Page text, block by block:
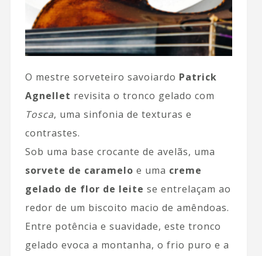
O mestre sorveteiro savoiardo Patrick
Agnellet revisita o tronco gelado com
Tosca, uma sinfonia de texturas e
contrastes.
Sob uma base crocante de avelãs, uma
sorvete de caramelo e uma creme
gelado de flor de leite se entrelaçam ao
redor de um biscoito macio de amêndoas.
Entre potência e suavidade, este tronco
gelado evoca a montanha, o frio puro e a